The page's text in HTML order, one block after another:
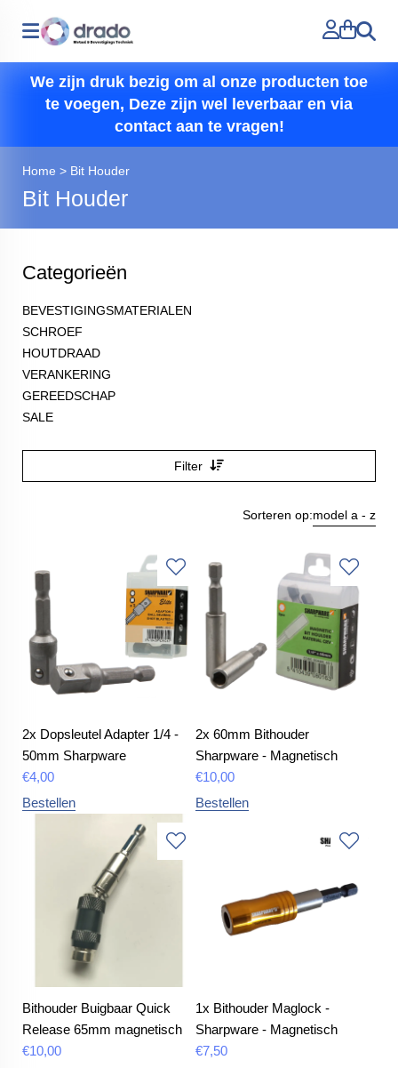
Zoeken
We zijn druk bezig om al onze producten toe
te voegen, Deze zijn wel leverbaar en via
contact aan te vragen!
Home > Bit Houder
Bit Houder
Categorieën
BEVESTIGINGSMATERIALEN
SCHROEF
HOUTDRAAD
VERANKERING
GEREEDSCHAP
SALE
Filter
Sorteren op:model a - z
2x Dopsleutel Adapter 1/4 -
50mm Sharpware
€4,00
Bestellen
2x 60mm Bithouder
Sharpware - Magnetisch
€10,00
Bestellen
Bithouder Buigbaar Quick
Release 65mm magnetisch
€10,00
1x Bithouder Maglock -
Sharpware - Magnetisch
€7,50